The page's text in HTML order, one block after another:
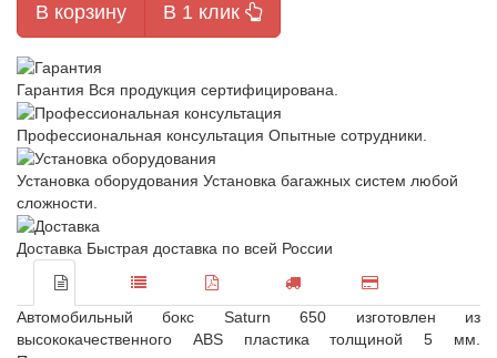
В корзину В 1 клик
Гарантия Вся продукция сертифицирована.
Профессиональная консультация Опытные сотрудники.
Установка оборудования Установка багажных систем любой
сложности.
Доставка Быстрая доставка по всей России
Автомобильный бокс Saturn 650 изготовлен из
высококачественного ABS пластика толщиной 5 мм.